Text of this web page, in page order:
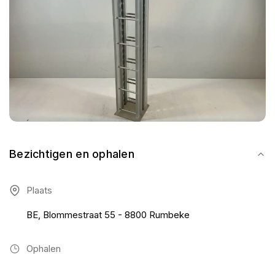
Bezichtigen en ophalen
Plaats
BE, Blommestraat 55 - 8800 Rumbeke
Ophalen